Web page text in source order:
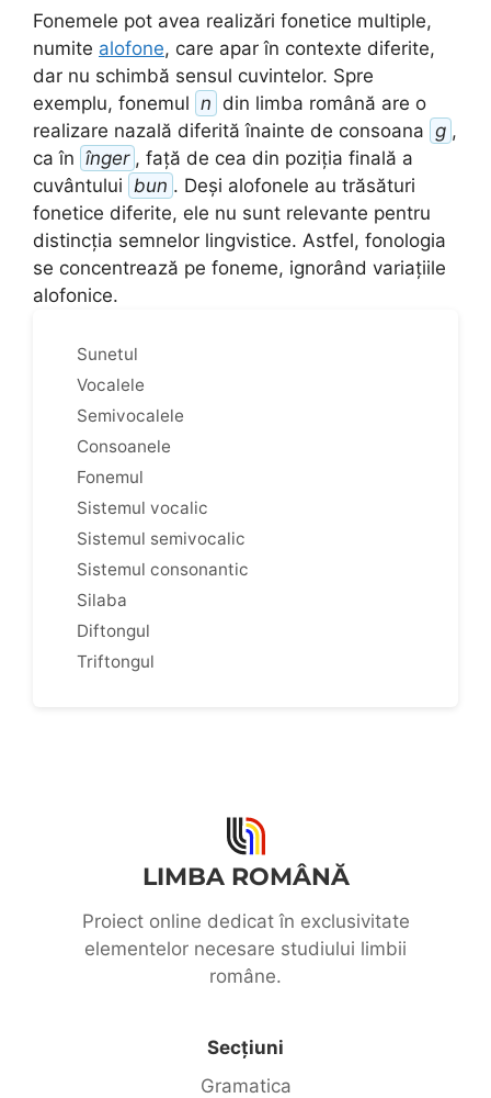
Fonemele pot avea realizări fonetice multiple,
numite alofone, care apar în contexte diferite,
dar nu schimbă sensul cuvintelor. Spre
exemplu, fonemul n din limba română are o
realizare nazală diferită înainte de consoana g ,
ca în înger , față de cea din poziția finală a
cuvântului bun . Deși alofonele au trăsături
fonetice diferite, ele nu sunt relevante pentru
distincția semnelor lingvistice. Astfel, fonologia
se concentrează pe foneme, ignorând variațiile
alofonice.
Sunetul
Vocalele
Semivocalele
Consoanele
Fonemul
Sistemul vocalic
Sistemul semivocalic
Sistemul consonantic
Silaba
Diftongul
Triftongul
LIMBA ROMÂNĂ
Proiect online dedicat în exclusivitate
elementelor necesare studiului limbii
române.
Secțiuni
Gramatica